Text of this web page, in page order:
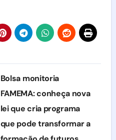
Bolsa monitoria
FAMEMA: conheça nova
lei que cria programa
que pode transformar a